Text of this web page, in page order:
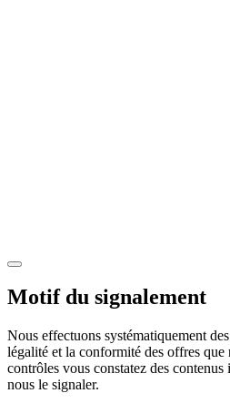
Motif du signalement
Nous effectuons systématiquement
légalité et la conformité des offres
contrôles vous constatez des
nous le signaler.